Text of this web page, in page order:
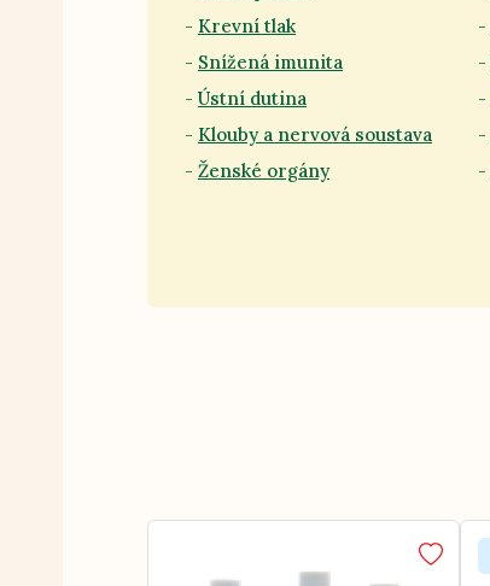
Krevní tlak
Snížená imunita
Ústní dutina
Klouby a nervová soustava
Ženské orgány